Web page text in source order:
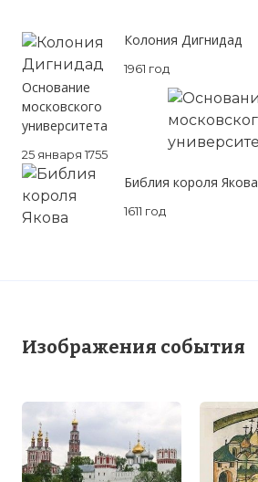
Колония Дигнидад
1961 год
Основание
московского
университета
25 января 1755
Библия короля Якова
1611 год
Изображения события